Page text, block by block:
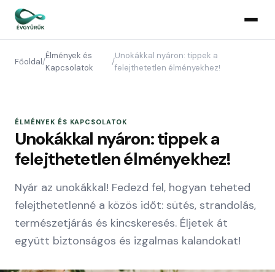
Főoldal/
Élmények és
Kapcsolatok
/
Unokákkal nyáron: tippek a
felejthetetlen élményekhez!
ÉLMÉNYEK ÉS KAPCSOLATOK
Unokákkal nyáron: tippek a
felejthetetlen élményekhez!
Nyár az unokákkal! Fedezd fel, hogyan teheted
felejthetetlenné a közös időt: sütés, strandolás,
természetjárás és kincskeresés. Éljetek át
együtt biztonságos és izgalmas kalandokat!